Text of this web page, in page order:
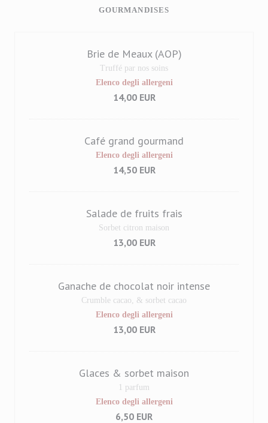
GOURMANDISES
Brie de Meaux (AOP)
Truffé par nos soins
Elenco degli allergeni
14,00 EUR
Café grand gourmand
Elenco degli allergeni
14,50 EUR
Salade de fruits frais
Sorbet citron maison
13,00 EUR
Ganache de chocolat noir intense
Crumble cacao, & sorbet cacao
Elenco degli allergeni
13,00 EUR
Glaces & sorbet maison
1 parfum
Elenco degli allergeni
6,50 EUR